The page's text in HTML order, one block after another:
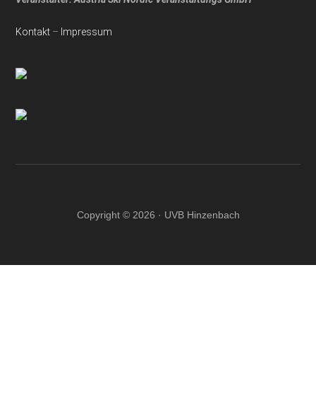
Kontakt – Impressum
Copyright © 2026 · UVB Hinzenbach